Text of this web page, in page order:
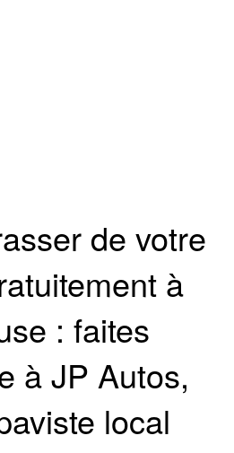
de votre
à
: faites
à JP Autos,
local